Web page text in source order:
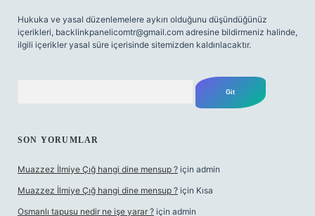
Hukuka ve yasal düzenlemelere aykırı olduğunu düşündüğünüz
içerikleri, backlinkpanelicomtr@gmail.com adresine bildirmeniz halinde,
ilgili içerikler yasal süre içerisinde sitemizden kaldırılacaktır.
SON YORUMLAR
Muazzez İlmiye Çığ hangi dine mensup ? için admin
Muazzez İlmiye Çığ hangi dine mensup ? için Kısa
Osmanlı tapusu nedir ne işe yarar ? için admin